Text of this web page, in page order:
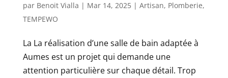
par Benoit Vialla | Mar 14, 2025| Artisan, Plomberie,
TEMPEWO
La La réalisation d’une salle de bain adaptée à
Aumes est un projet qui demande une
attention particulière sur chaque détail. Trop